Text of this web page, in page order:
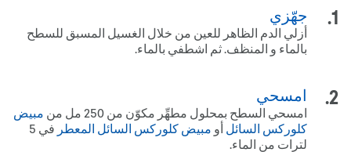
جهّزي
أزلي الدم الظاهر للعين من خلال الغسيل المسبق للسطح
بالماء و المنظف. ثم اشطفي بالماء.
امسحي
امسحي السطح بمحلول مطهِّر مكوّن من 052 مل من مبيض
كلوركس السائل أو مبيض كلوركس السائل المعطر في 5
لترات من الماء.